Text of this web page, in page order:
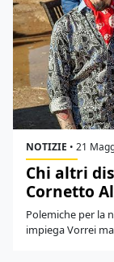
NOTIZIE • 21
Chi altri
Cornetto
Polemiche per la
impiega Vorrei